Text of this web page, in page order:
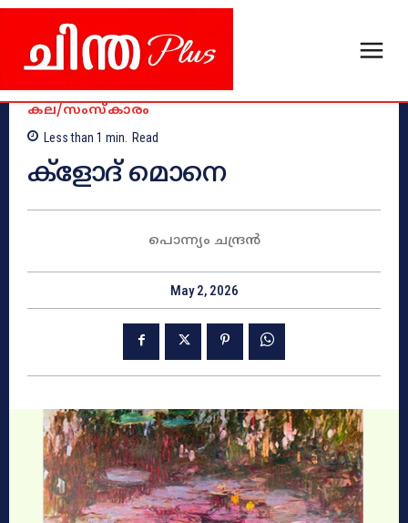
കല/സംസ്കാരം
Less than 1 min. Read
ക്ളോദ് മൊനെ
പൊന്ന്യം ചന്ദ്രൻ
May 2, 2026